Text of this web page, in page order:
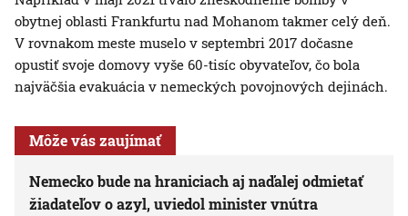
obytnej oblasti Frankfurtu nad Mohanom takmer celý deň.
V rovnakom meste muselo v septembri 2017 dočasne
opustiť svoje domovy vyše 60-tisíc obyvateľov, čo bola
najväčšia evakuácia v nemeckých povojnových dejinách.
Môže vás zaujímať
Nemecko bude na hraniciach aj naďalej odmietať
žiadateľov o azyl, uviedol minister vnútra